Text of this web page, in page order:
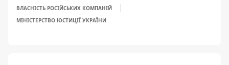
ВЛАСНІСТЬ РОСІЙСЬКИХ КОМПАНІЙ
МІНІСТЕРСТВО ЮСТИЦІЇ УКРАЇНИ